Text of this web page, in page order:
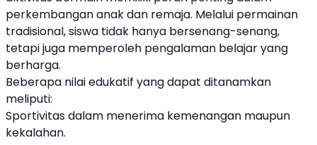
perkembangan anak dan remaja. Melalui permainan
tradisional, siswa tidak hanya bersenang-senang,
tetapi juga memperoleh pengalaman belajar yang
berharga.
Beberapa nilai edukatif yang dapat ditanamkan
meliputi:
Sportivitas dalam menerima kemenangan maupun
kekalahan.